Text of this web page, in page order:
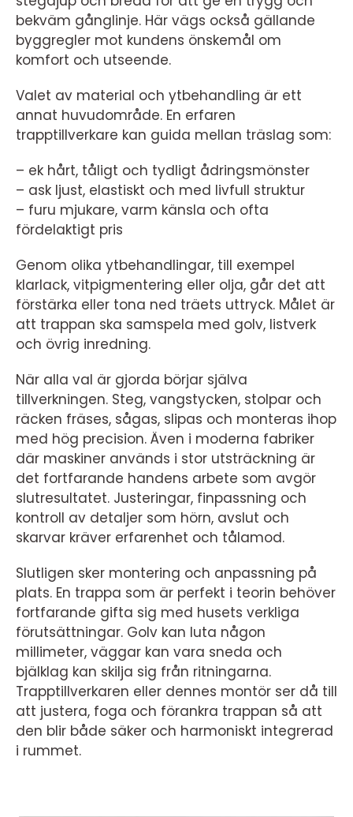
bekväm gånglinje. Här vägs också gällande
byggregler mot kundens önskemål om
komfort och utseende.
Valet av material och ytbehandling är ett
annat huvudområde. En erfaren
trapptillverkare kan guida mellan träslag som:
– ek hårt, tåligt och tydligt ådringsmönster
– ask ljust, elastiskt och med livfull struktur
– furu mjukare, varm känsla och ofta
fördelaktigt pris
Genom olika ytbehandlingar, till exempel
klarlack, vitpigmentering eller olja, går det att
förstärka eller tona ned träets uttryck. Målet är
att trappan ska samspela med golv, listverk
och övrig inredning.
När alla val är gjorda börjar själva
tillverkningen. Steg, vangstycken, stolpar och
räcken fräses, sågas, slipas och monteras ihop
med hög precision. Även i moderna fabriker
där maskiner används i stor utsträckning är
det fortfarande handens arbete som avgör
slutresultatet. Justeringar, finpassning och
kontroll av detaljer som hörn, avslut och
skarvar kräver erfarenhet och tålamod.
Slutligen sker montering och anpassning på
plats. En trappa som är perfekt i teorin behöver
fortfarande gifta sig med husets verkliga
förutsättningar. Golv kan luta någon
millimeter, väggar kan vara sneda och
bjälklag kan skilja sig från ritningarna.
Trapptillverkaren eller dennes montör ser då till
att justera, foga och förankra trappan så att
den blir både säker och harmoniskt integrerad
i rummet.